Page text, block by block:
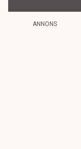
ANNONS